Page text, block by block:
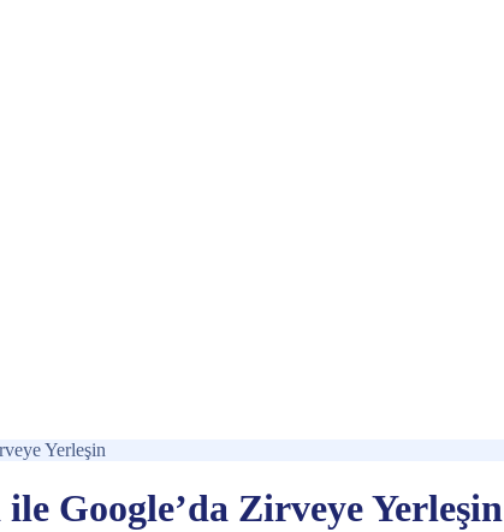
Yerleşin
Google’da Zirveye Yerleşin